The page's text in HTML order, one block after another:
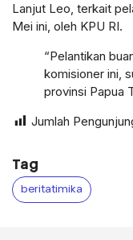
Lanjut Leo, terkait
Mei ini, oleh KPU RI.
“Pelantikan
komisioner ini,
provinsi Papua
Jumlah
Tag
beritatimika